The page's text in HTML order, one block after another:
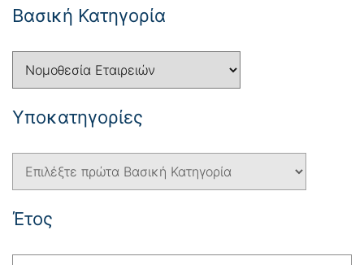
Βασική Κατηγορία
Yποκατηγορίες
Έτος